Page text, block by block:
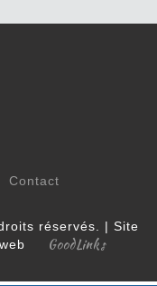
Contact
réservés. | Site
GoodLinks